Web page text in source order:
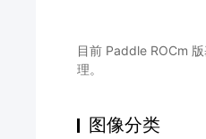
目前 Paddle ROCm
理。
图像分类